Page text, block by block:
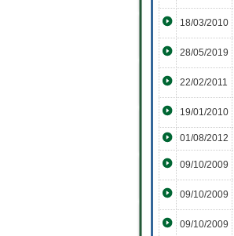
18/03/2010
28/05/2019
22/02/2011
19/01/2010
01/08/2012
09/10/2009
09/10/2009
09/10/2009